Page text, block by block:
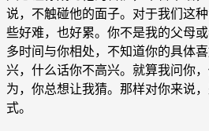
说，不触碰他的面子。对于我们这
些好难，也好累。你不是我的父母
多时间与你相处，不知道你的具体
兴，什么话你不高兴。就算我问你
为，你总想让我猜。那样对你来说
式。